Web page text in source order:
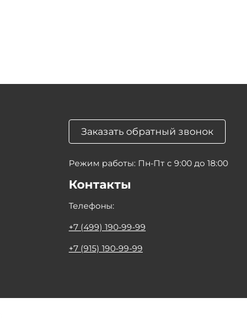
Заказать обратный звонок
Режим работы: Пн-Пт с 9:00 до 18:00
Контакты
Телефоны:
+7 (499) 190-99-99
+7 (915) 190-99-99